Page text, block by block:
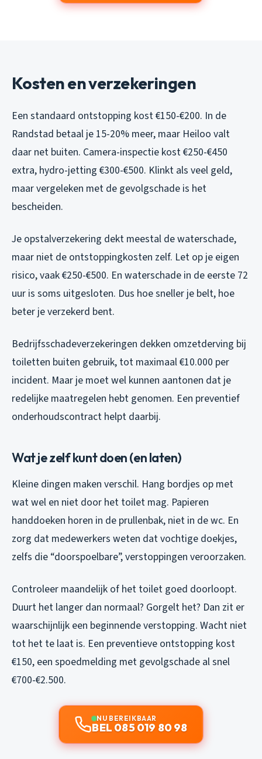
Kosten en verzekeringen
Een standaard ontstopping kost €150-€200. In de
Randstad betaal je 15-20% meer, maar Heiloo valt
daar net buiten. Camera-inspectie kost €250-€450
extra, hydro-jetting €300-€500. Klinkt als veel geld,
maar vergeleken met de gevolgschade is het
bescheiden.
Je opstalverzekering dekt meestal de waterschade,
maar niet de ontstoppingkosten zelf. Let op je eigen
risico, vaak €250-€500. En waterschade in de eerste 72
uur is soms uitgesloten. Dus hoe sneller je belt, hoe
beter je verzekerd bent.
Bedrijfsschadeverzekeringen dekken omzetderving bij
toiletten buiten gebruik, tot maximaal €10.000 per
incident. Maar je moet wel kunnen aantonen dat je
redelijke maatregelen hebt genomen. Een preventief
onderhoudscontract helpt daarbij.
Wat je zelf kunt doen (en laten)
Kleine dingen maken verschil. Hang bordjes op met
wat wel en niet door het toilet mag. Papieren
handdoeken horen in de prullenbak, niet in de wc. En
zorg dat medewerkers weten dat vochtige doekjes,
zelfs die “doorspoelbare”, verstoppingen veroorzaken.
Controleer maandelijk of het toilet goed doorloopt.
Duurt het langer dan normaal? Gorgelt het? Dan zit er
waarschijnlijk een beginnende verstopping. Wacht niet
tot het te laat is. Een preventieve ontstopping kost
€150, een spoedmelding met gevolgschade al snel
€700-€2.500.
NU BEREIKBAAR
BEL 085 019 80 98